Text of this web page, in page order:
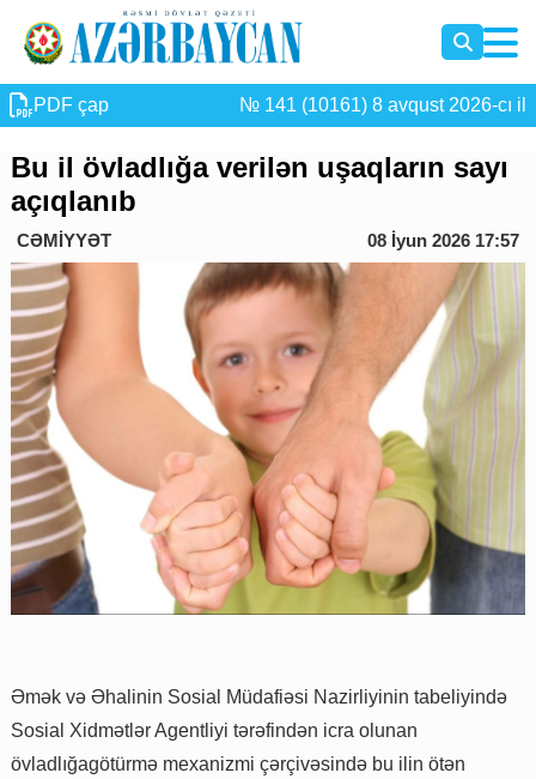
PDF çap № 141 (10161) 8 avqust 2026-cı il
Bu il övladlığa verilən uşaqların sayı
açıqlanıb
CƏMİYYƏT 08 İyun 2026 17:57
Əmək və Əhalinin Sosial Müdafiəsi Nazirliyinin tabeliyində
Sosial Xidmətlər Agentliyi tərəfindən icra olunan
övladlığagötürmə mexanizmi çərçivəsində bu ilin ötən